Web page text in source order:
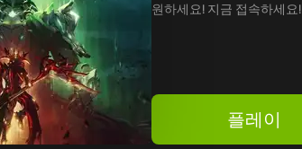
원하세요! 지금 접속하세요!
플레이